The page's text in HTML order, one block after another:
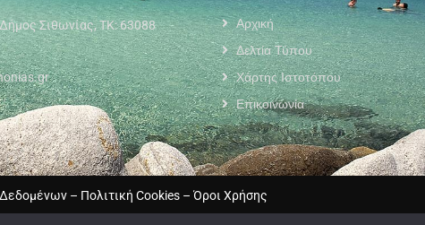
Σιθωνίας, ΤΚ: 63088
Αρχική
Δελτία Τύπου
Χάρτης Ιστοτόπου
Επικοινωνία
– Πολιτική Cookies – Όροι Χρήσης